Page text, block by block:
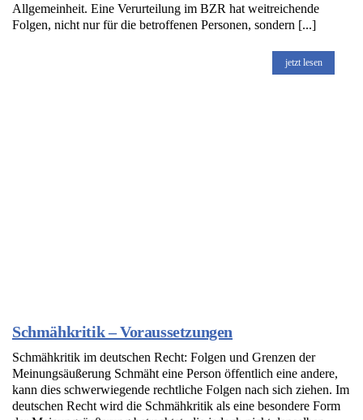
Allgemeinheit. Eine Verurteilung im BZR hat weitreichende
Folgen, nicht nur für die betroffenen Personen, sondern [...]
jetzt lesen
Schmähkritik – Voraussetzungen
Schmähkritik im deutschen Recht: Folgen und Grenzen der
Meinungsäußerung Schmäht eine Person öffentlich eine andere,
kann dies schwerwiegende rechtliche Folgen nach sich ziehen. Im
deutschen Recht wird die Schmähkritik als eine besondere Form